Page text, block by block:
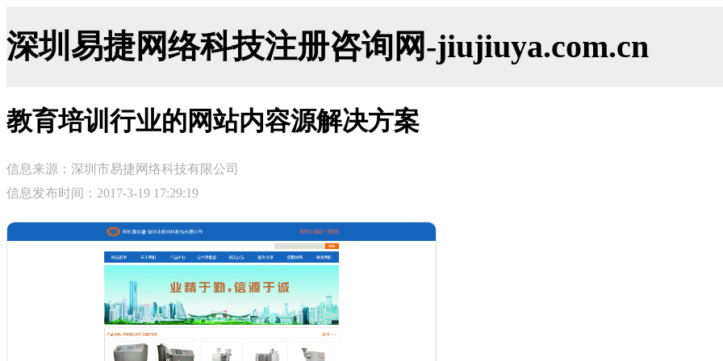
深圳易捷网络科技注册咨询网-jiujiuya.com.cn
教育培训行业的网站内容源解决方案
信息来源：深圳市易捷网络科技有限公司
信息发布时间：2017-3-19 17:29:19